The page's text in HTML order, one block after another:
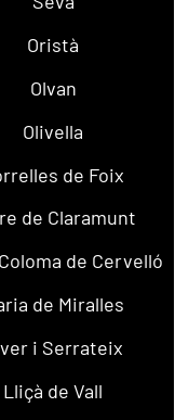
Oristà
Olvan
Olivella
de Foix
de Claramunt
de Cervelló
de Miralles
i Serrateix
Lliçà de Vall